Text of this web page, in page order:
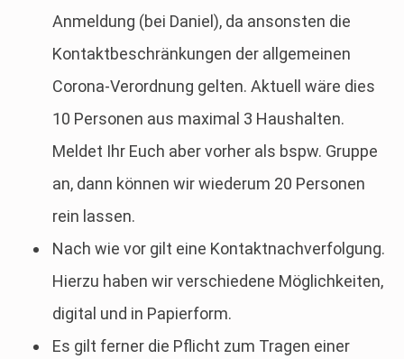
Anmeldung (bei Daniel), da ansonsten die
Kontaktbeschränkungen der allgemeinen
Corona-Verordnung gelten. Aktuell wäre dies
10 Personen aus maximal 3 Haushalten.
Meldet Ihr Euch aber vorher als bspw. Gruppe
an, dann können wir wiederum 20 Personen
rein lassen.
Nach wie vor gilt eine Kontaktnachverfolgung.
Hierzu haben wir verschiedene Möglichkeiten,
digital und in Papierform.
Es gilt ferner die Pflicht zum Tragen einer